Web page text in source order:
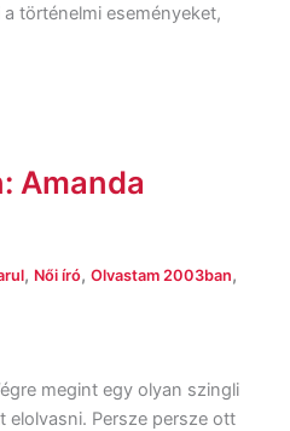
történelmi eseményeket,
Amanda
, Női író, Olvastam 2003ban,
megint egy olyan szingli
elolvasni. Persze persze ott